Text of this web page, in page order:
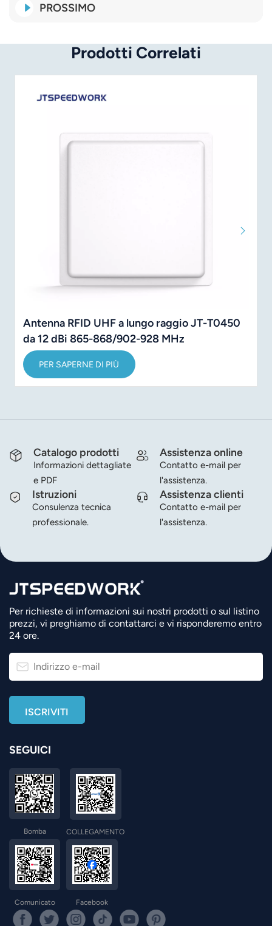
PROSSIMO
Prodotti Correlati
Antenna RFID UHF a lungo raggio JT-T0450
da 12 dBi 865-868/902-928 MHz
PER SAPERNE DI PIÙ
Catalogo prodotti
Informazioni dettagliate
e PDF
Assistenza online
Contatto e-mail per
l'assistenza.
Istruzioni
Consulenza tecnica
professionale.
Assistenza clienti
Contatto e-mail per
l'assistenza.
Per richieste di informazioni sui nostri prodotti o sul listino
prezzi, vi preghiamo di contattarci e vi risponderemo entro
24 ore.
SEGUICI
Bomba COLLEGAMENTO
Comunicato Facebook